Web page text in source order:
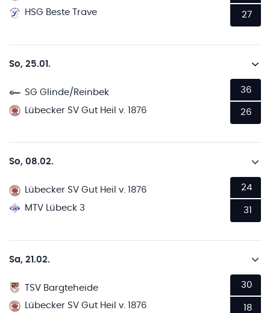
HSG Beste Trave
27
So, 25.01.
SG Glinde/Reinbek
Lübecker SV Gut Heil v. 1876
36
26
So, 08.02.
Lübecker SV Gut Heil v. 1876
MTV Lübeck 3
24
31
Sa, 21.02.
TSV Bargteheide
Lübecker SV Gut Heil v. 1876
30
18